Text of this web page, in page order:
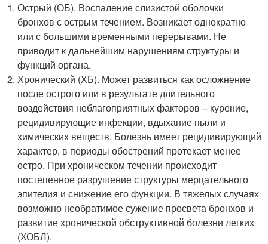
Острый (ОБ). Воспаление слизистой оболочки
бронхов с острым течением. Возникает однократно
или с большими временными перерывами. Не
приводит к дальнейшим нарушениям структуры и
функций органа.
Хронический (ХБ). Может развиться как осложнение
после острого или в результате длительного
воздействия неблагоприятных факторов – курение,
рецидивирующие инфекции, вдыхание пыли и
химических веществ. Болезнь имеет рецидивирующий
характер, в периоды обострений протекает менее
остро. При хроническом течении происходит
постепенное разрушение структуры мерцательного
эпителия и снижение его функции. В тяжелых случаях
возможно необратимое сужение просвета бронхов и
развитие хронической обструктивной болезни легких
(ХОБЛ).